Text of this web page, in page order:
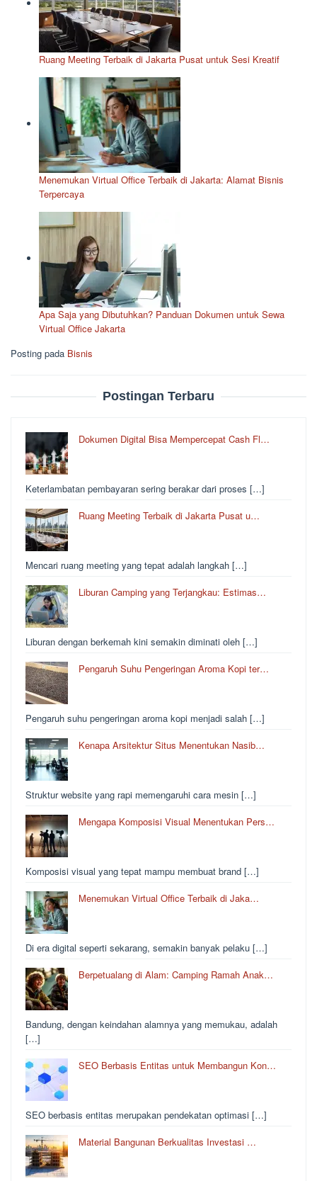
Ruang Meeting Terbaik di Jakarta Pusat untuk Sesi Kreatif
Menemukan Virtual Office Terbaik di Jakarta: Alamat Bisnis
Terpercaya
Apa Saja yang Dibutuhkan? Panduan Dokumen untuk Sewa
Virtual Office Jakarta
Posting pada Bisnis
Postingan Terbaru
Dokumen Digital Bisa Mempercepat Cash Fl…
Keterlambatan pembayaran sering berakar dari proses […]
Ruang Meeting Terbaik di Jakarta Pusat u…
Mencari ruang meeting yang tepat adalah langkah […]
Liburan Camping yang Terjangkau: Estimas…
Liburan dengan berkemah kini semakin diminati oleh […]
Pengaruh Suhu Pengeringan Aroma Kopi ter…
Pengaruh suhu pengeringan aroma kopi menjadi salah […]
Kenapa Arsitektur Situs Menentukan Nasib…
Struktur website yang rapi memengaruhi cara mesin […]
Mengapa Komposisi Visual Menentukan Pers…
Komposisi visual yang tepat mampu membuat brand […]
Menemukan Virtual Office Terbaik di Jaka…
Di era digital seperti sekarang, semakin banyak pelaku […]
Berpetualang di Alam: Camping Ramah Anak…
Bandung, dengan keindahan alamnya yang memukau, adalah
[…]
SEO Berbasis Entitas untuk Membangun Kon…
SEO berbasis entitas merupakan pendekatan optimasi […]
Material Bangunan Berkualitas Investasi …